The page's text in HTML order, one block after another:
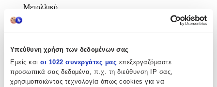
Υπεύθυνη χρήση των δεδομένων σας
Εμείς και οι 1022 συνεργάτες μας επεξεργαζόμαστε
προσωπικά σας δεδομένα, π.χ. τη διεύθυνση IP σας,
χρησιμοποιώντας τεχνολογία όπως cookies για να
Μεταλλικό
Κατασκευαστής
Χαρακτηριστικά
+